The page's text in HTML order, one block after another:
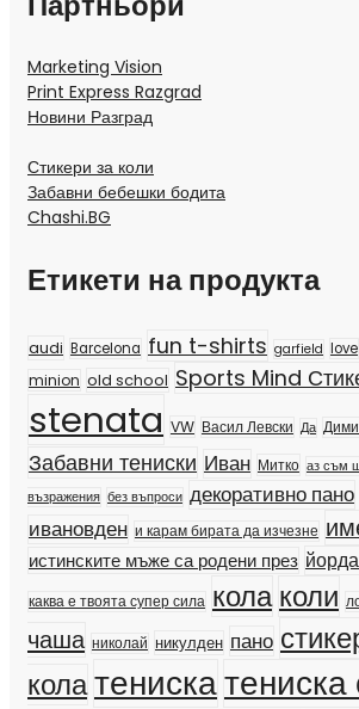
Marketing Vision
Print Express Razgrad
Новини Разград
Стикери за коли
Забавни бебешки бодита
Chashi.BG
Етикети на продукта
audi Barcelona fun t-shirts garfield love
minion old school Sports Mind
stenata VW Васил Левски Да
Забавни тениски Иван Митко аз съм
възражения без въпроси декоративно пано
ивановден и карам бирата да изчезне
истинските мъже са родени през
каква е твоята супер сила кола коли
чаша николай никулден пано
колатениска